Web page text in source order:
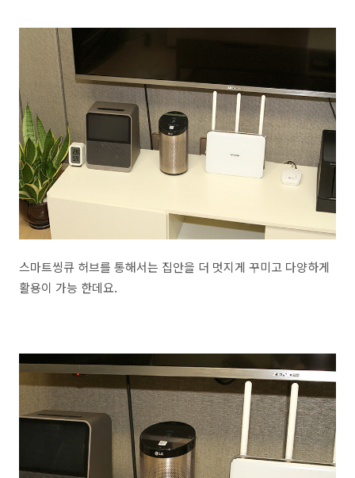
스마트씽큐 허브를 통해서는 집안을 더 멋지게 꾸미고 다양하게
활용이 가능 한데요.